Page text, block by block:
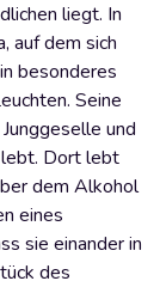
liegt. In
auf dem sich
besonderes
Seine
und
lebt. Dort lebt
dem Alkohol
eines
sie einander in
des